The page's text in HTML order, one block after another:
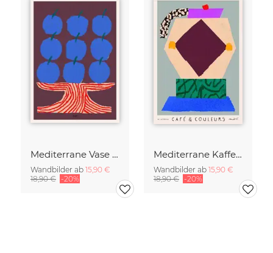
Mediterrane Vase mit Pflaumen
Wandbilder ab 15,90 €
18,90 € -20%
Mediterrane Kaffeezeit
Wandbilder ab 15,90 €
18,90 € -20%